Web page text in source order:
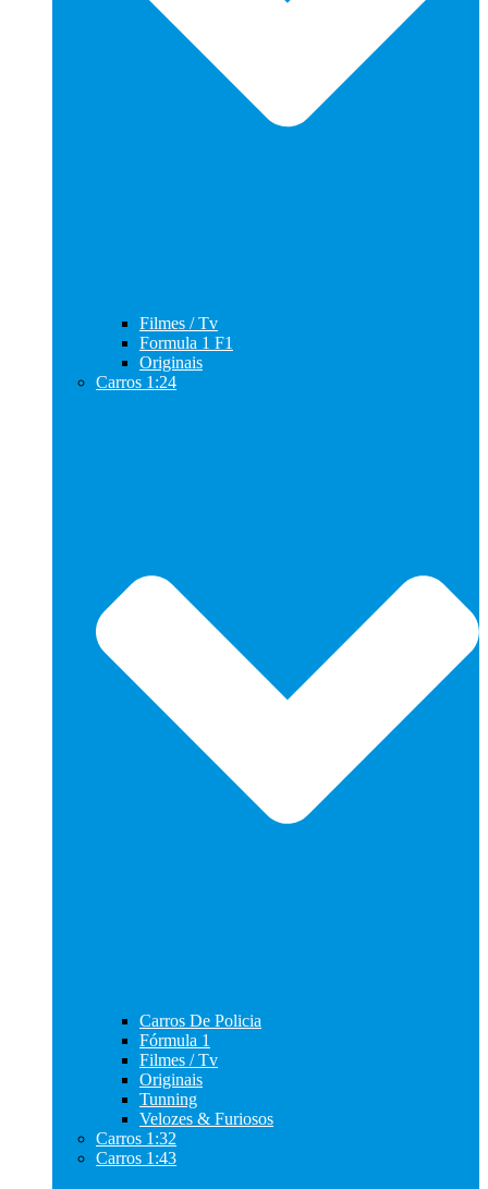
Filmes / Tv
Formula 1 F1
Originais
Carros 1:24
Carros De Policia
Fórmula 1
Filmes / Tv
Originais
Tunning
Velozes & Furiosos
Carros 1:32
Carros 1:43